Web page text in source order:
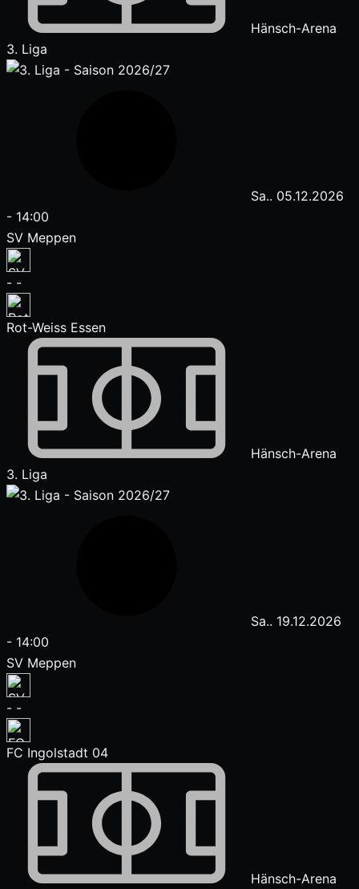
Hänsch-Arena
3. Liga
Sa.. 05.12.2026
- 14:00
SV Meppen
- -
Rot-Weiss Essen
Hänsch-Arena
3. Liga
Sa.. 19.12.2026
- 14:00
SV Meppen
- -
FC Ingolstadt 04
Hänsch-Arena